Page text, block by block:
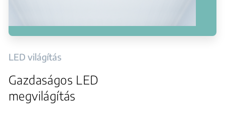
LED világítás
Gazdaságos LED
megvilágítás